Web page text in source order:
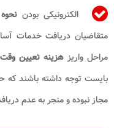
الکترونیکی بودننحوه
متقاضیان دریافت خدمات
مراحل واریز هزینه تعیین
بایست توجه داشته باشند
مجاز نبوده و منجر به عدم